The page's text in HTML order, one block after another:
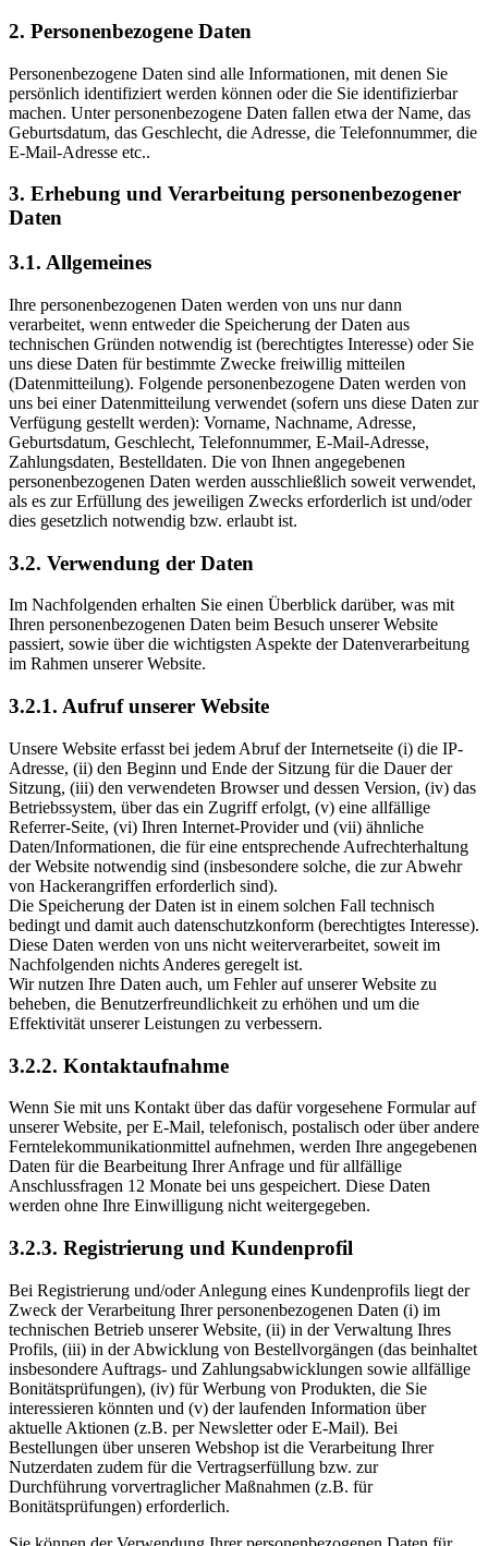
2. Personenbezogene Daten
Personenbezogene Daten sind alle Informationen, mit denen Sie
persönlich identifiziert werden können oder die Sie identifizierbar
machen. Unter personenbezogene Daten fallen etwa der Name, das
Geburtsdatum, das Geschlecht, die Adresse, die Telefonnummer, die
E-Mail-Adresse etc..
3. Erhebung und Verarbeitung personenbezogener
Daten
3.1. Allgemeines
Ihre personenbezogenen Daten werden von uns nur dann
verarbeitet, wenn entweder die Speicherung der Daten aus
technischen Gründen notwendig ist (berechtigtes Interesse) oder Sie
uns diese Daten für bestimmte Zwecke freiwillig mitteilen
(Datenmitteilung). Folgende personenbezogene Daten werden von
uns bei einer Datenmitteilung verwendet (sofern uns diese Daten zur
Verfügung gestellt werden): Vorname, Nachname, Adresse,
Geburtsdatum, Geschlecht, Telefonnummer, E-Mail-Adresse,
Zahlungsdaten, Bestelldaten. Die von Ihnen angegebenen
personenbezogenen Daten werden ausschließlich soweit verwendet,
als es zur Erfüllung des jeweiligen Zwecks erforderlich ist und/oder
dies gesetzlich notwendig bzw. erlaubt ist.
3.2. Verwendung der Daten
Im Nachfolgenden erhalten Sie einen Überblick darüber, was mit
Ihren personenbezogenen Daten beim Besuch unserer Website
passiert, sowie über die wichtigsten Aspekte der Datenverarbeitung
im Rahmen unserer Website.
3.2.1. Aufruf unserer Website
Unsere Website erfasst bei jedem Abruf der Internetseite (i) die IP-
Adresse, (ii) den Beginn und Ende der Sitzung für die Dauer der
Sitzung, (iii) den verwendeten Browser und dessen Version, (iv) das
Betriebssystem, über das ein Zugriff erfolgt, (v) eine allfällige
Referrer-Seite, (vi) Ihren Internet-Provider und (vii) ähnliche
Daten/Informationen, die für eine entsprechende Aufrechterhaltung
der Website notwendig sind (insbesondere solche, die zur Abwehr
von Hackerangriffen erforderlich sind).
Die Speicherung der Daten ist in einem solchen Fall technisch
bedingt und damit auch datenschutzkonform (berechtigtes Interesse).
Diese Daten werden von uns nicht weiterverarbeitet, soweit im
Nachfolgenden nichts Anderes geregelt ist.
Wir nutzen Ihre Daten auch, um Fehler auf unserer Website zu
beheben, die Benutzerfreundlichkeit zu erhöhen und um die
Effektivität unserer Leistungen zu verbessern.
3.2.2. Kontaktaufnahme
Wenn Sie mit uns Kontakt über das dafür vorgesehene Formular auf
unserer Website, per E-Mail, telefonisch, postalisch oder über andere
Ferntelekommunikationmittel aufnehmen, werden Ihre angegebenen
Daten für die Bearbeitung Ihrer Anfrage und für allfällige
Anschlussfragen 12 Monate bei uns gespeichert. Diese Daten
werden ohne Ihre Einwilligung nicht weitergegeben.
3.2.3. Registrierung und Kundenprofil
Bei Registrierung und/oder Anlegung eines Kundenprofils liegt der
Zweck der Verarbeitung Ihrer personenbezogenen Daten (i) im
technischen Betrieb unserer Website, (ii) in der Verwaltung Ihres
Profils, (iii) in der Abwicklung von Bestellvorgängen (das beinhaltet
insbesondere Auftrags- und Zahlungsabwicklungen sowie allfällige
Bonitätsprüfungen), (iv) für Werbung von Produkten, die Sie
interessieren könnten und (v) der laufenden Information über
aktuelle Aktionen (z.B. per Newsletter oder E-Mail). Bei
Bestellungen über unseren Webshop ist die Verarbeitung Ihrer
Nutzerdaten zudem für die Vertragserfüllung bzw. zur
Durchführung vorvertraglicher Maßnahmen (z.B. für
Bonitätsprüfungen) erforderlich.